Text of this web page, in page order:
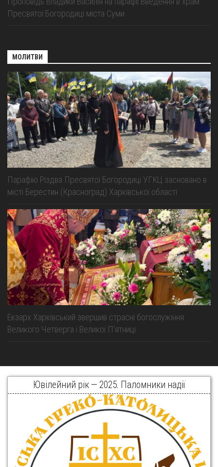
Пресвятої Богородиці міста Суми
МОЛИТВИ
Парафію Різдва Пресвятої Богородиці УГКЦ засновано в
місті Берестин (Красноград) Харківської області
Екзарх Харківський звершив страсні богослужіння
Великого Четверга і Великої Пʼятниці
Ювілейний рік — 2025. Паломники надії